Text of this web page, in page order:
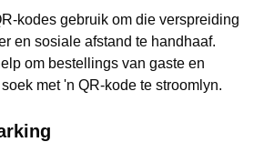
kodes gebruik om die verspreiding
en sosiale afstand te handhaaf.
om bestellings van gaste en
met 'n QR-kode te stroomlyn.